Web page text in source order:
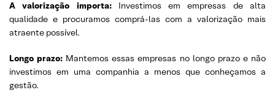
A valorização importa: Investimos em empresas de alta
qualidade e procuramos comprá-las com a valorização mais
atraente possível.
Longo prazo: Mantemos essas empresas no longo prazo e não
investimos em uma companhia a menos que conheçamos a
gestão.